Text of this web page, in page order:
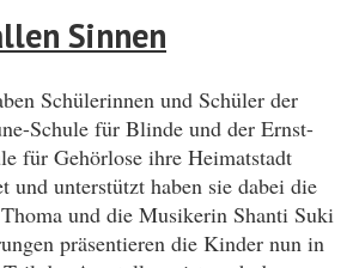
Sinnen
Schülerinnen und Schüler der
Schule für Blinde und der Ernst-
für Gehörlose ihre Heimatstadt
und unterstützt haben sie dabei die
und die Musikerin Shanti Suki
präsentieren die Kinder nun in